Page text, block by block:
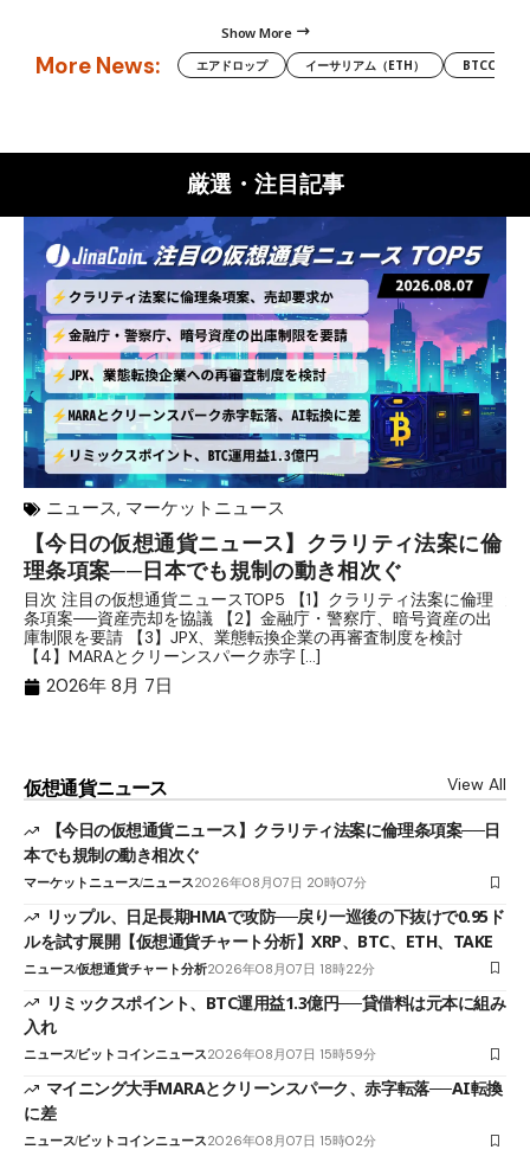
Show More
More News: エアドロップ イーサリアム（ETH） BTCC
厳選・注目記事
ニュース, マーケットニュース
【今日の仮想通貨ニュース】クラリティ法案に倫
理条項案──日本でも規制の動き相次ぐ
目次 注目の仮想通貨ニュースTOP5 【1】クラリティ法案に倫理
条項案──資産売却を協議 【2】金融庁・警察庁、暗号資産の出
庫制限を要請 【3】JPX、業態転換企業の再審査制度を検討
【4】MARAとクリーンスパーク赤字 […]
2026年 8月 7日
仮想通貨ニュース View All
【今日の仮想通貨ニュース】クラリティ法案に倫理条項案──日
本でも規制の動き相次ぐ
マーケットニュースニュース2026年08月07日 20時07分
リップル、日足長期HMAで攻防──戻り一巡後の下抜けで0.95ド
ルを試す展開【仮想通貨チャート分析】XRP、BTC、ETH、TAKE
ニュース仮想通貨チャート分析2026年08月07日 18時22分
リミックスポイント、BTC運用益1.3億円──貸借料は元本に組み
入れ
ニュースビットコインニュース2026年08月07日 15時59分
マイニング大手MARAとクリーンスパーク、赤字転落──AI転換
に差
ニュースビットコインニュース2026年08月07日 15時02分